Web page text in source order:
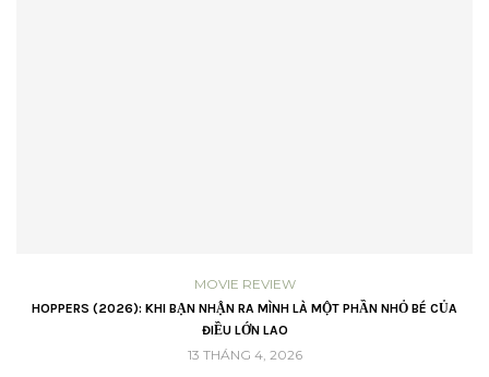
MOVIE REVIEW
HOPPERS (2026): KHI BẠN NHẬN RA MÌNH LÀ MỘT PHẦN NHỎ BÉ CỦA
ĐIỀU LỚN LAO
13 THÁNG 4, 2026